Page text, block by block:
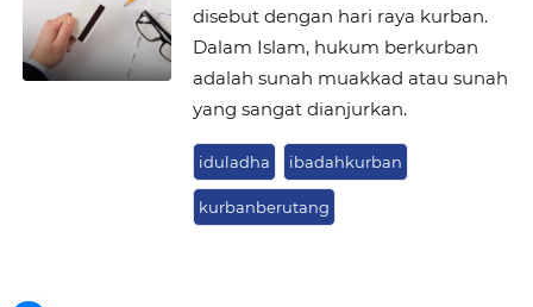
disebut dengan hari raya kurban.
Dalam Islam, hukum berkurban
adalah sunah muakkad atau sunah
yang sangat dianjurkan.
iduladha ibadahkurban
kurbanberutang